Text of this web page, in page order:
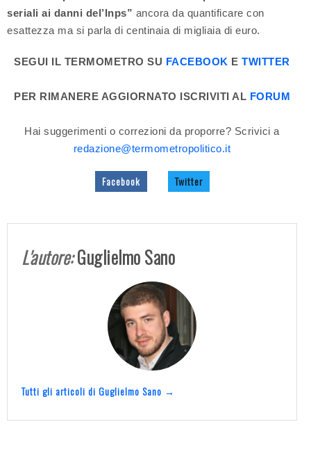
seriali ai danni del’Inps” ancora da quantificare con
esattezza ma si parla di centinaia di migliaia di euro.
SEGUI IL TERMOMETRO SU FACEBOOK ETWITTER
PER RIMANERE AGGIORNATO ISCRIVITI AL FORUM
Hai suggerimenti o correzioni da proporre? Scrivici a
redazione@termometropolitico.it
Facebook Twitter
L'autore:Guglielmo Sano
Tutti gli articoli di Guglielmo Sano →